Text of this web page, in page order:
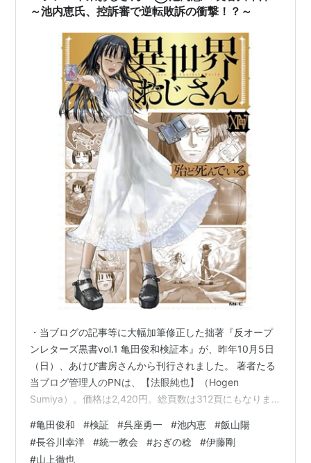
～池内恵氏、控訴審で逆転敗訴の衝撃！？～
・当ブログの記事等に大幅加筆修正した拙著『反オープ
ンレターズ黒書vol.1 亀田俊和検証本』が、昨年10月5日
（日）、あけび書房さんから刊行されました。 著者たる
当ブログ管理人のPNは、【法眼純也】（Hogen
Sumiya）。価格は2,420円。総頁数は312頁にもなりま
黒書vol.1 亀田俊和検証本 作者:法眼純也 あけび書房
Amazon 自費出版のため、少部数であり、ご所望であれ
#亀田俊和 #検証 #呉座勇一 #池内恵 #飯山陽
#長谷川幸洋 #統一教会 #おぎの稔 #伊藤剛
#山上徹也